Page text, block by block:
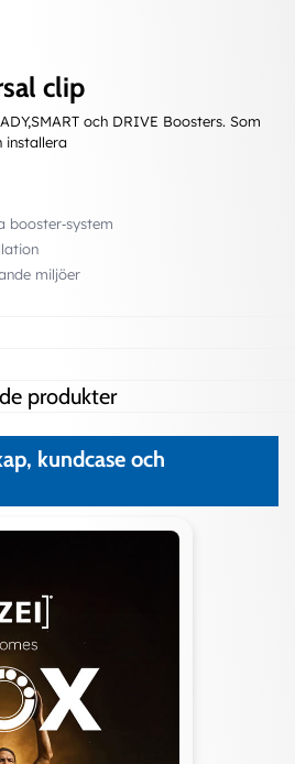
clip
och DRIVE Boosters. Som
installera
booster‑system
miljöer
produkter
kundcase och